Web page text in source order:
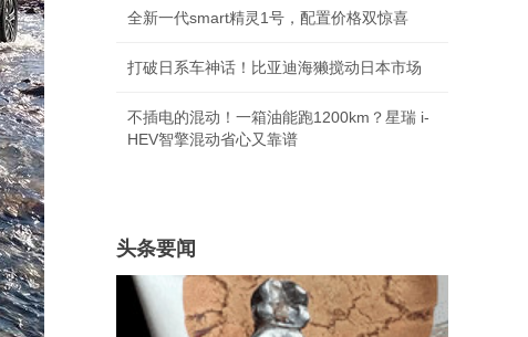
全新一代smart精灵1号，配置价格双惊喜
打破日系车神话！比亚迪海獭搅动日本市场
不插电的混动！一箱油能跑1200km？星瑞 i-
HEV智擎混动省心又靠谱
头条要闻